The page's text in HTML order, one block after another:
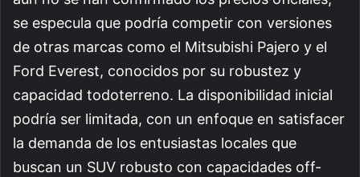
se especula que podría competir con versiones
de otras marcas como el Mitsubishi Pajero y el
Ford Everest, conocidos por su robustez y
capacidad todoterreno. La disponibilidad inicial
podría ser limitada, con un enfoque en satisfacer
la demanda de los entusiastas locales que
buscan un SUV robusto con capacidades off-